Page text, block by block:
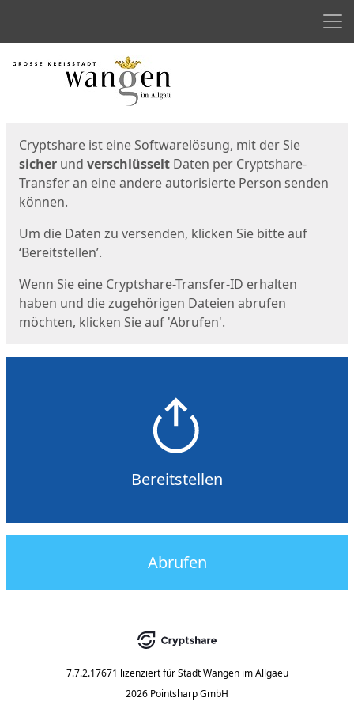
Start
Cryptshare ist eine Softwarelösung, mit der Sie
sicher und verschlüsselt Daten per Cryptshare-
Transfer an eine andere autorisierte Person senden
können.
Um die Daten zu versenden, klicken Sie bitte auf
‘Bereitstellen’.
Wenn Sie eine Cryptshare-Transfer-ID erhalten
haben und die zugehörigen Dateien abrufen
möchten, klicken Sie auf 'Abrufen'.
Bereitstellen
Abrufen
7.7.2.17671 lizenziert für Stadt Wangen im Allgaeu
2026 Pointsharp GmbH